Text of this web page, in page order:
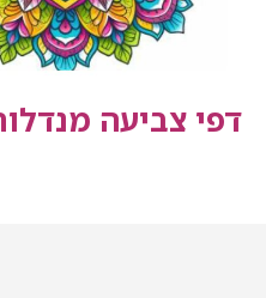
דפי צביעה